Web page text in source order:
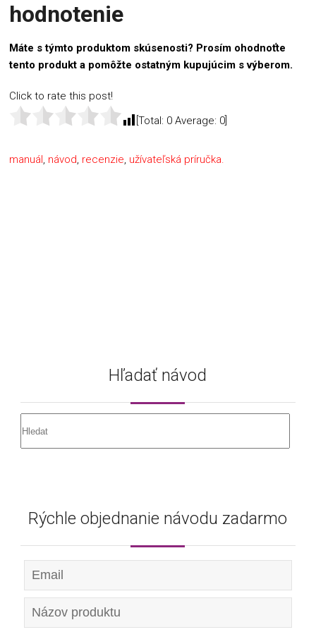
hodnotenie
Máte s týmto produktom skúsenosti? Prosím ohodnoťte
tento produkt a pomôžte ostatným kupujúcim s výberom.
Click to rate this post!
[Total: 0 Average: 0
manuál, návod, recenzie, užívateľská príručka.
Hľadať návod
Rýchle objednanie návodu zadarmo